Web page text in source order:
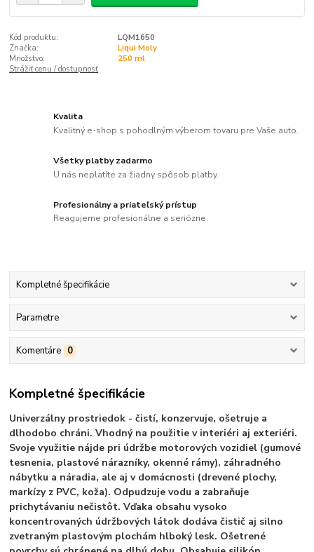
Kód produktu:
LQM1650
Značka:
Liqui Moly
Množstvo:
250 ml
Strážiť cenu / dostupnosť
Kvalita
Kvalitný e-shop s pohodlným výberom tovaru pre Vaše auto.
Všetky platby zadarmo
U nás neplatíte za žiadny spôsob platby.
Profesionálny a priateľský prístup
Reagujeme profesionálne a seriózne.
Kompletné špecifikácie
Parametre
Komentáre 0
Kompletné špecifikácie
Univerzálny prostriedok - čistí, konzervuje, ošetruje a
dlhodobo chráni. Vhodný na použitie v interiéri aj exteriéri.
Svoje využitie nájde pri údržbe motorových vozidiel (gumové
tesnenia, plastové nárazníky, okenné rámy), záhradného
nábytku a náradia, ale aj v domácnosti (drevené plochy,
markízy z PVC, koža). Odpudzuje vodu a zabraňuje
prichytávaniu nečistôt. Vďaka obsahu vysoko
koncentrovaných údržbových látok dodáva čistič aj silno
zvetraným plastovým plochám hlboký lesk. Ošetrené